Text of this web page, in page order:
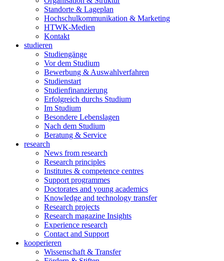
Standorte & Lageplan
Hochschulkommunikation & Marketing
HTWK-Medien
Kontakt
studieren
Studiengänge
Vor dem Studium
Bewerbung & Auswahlverfahren
Studienstart
Studienfinanzierung
Erfolgreich durchs Studium
Im Studium
Besondere Lebenslagen
Nach dem Studium
Beratung & Service
research
News from research
Research principles
Institutes & competence centres
Support programmes
Doctorates and young academics
Knowledge and technology transfer
Research projects
Research magazine Insights
Experience research
Contact and Support
kooperieren
Wissenschaft & Transfer